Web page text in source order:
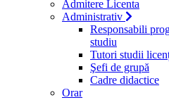
Admitere Licenta
Administrativ
Responsabili
studiu
Tutori studii
Şefi de grupă
Cadre didactice
Orar